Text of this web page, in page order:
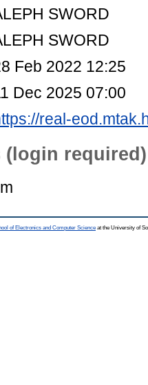
SWORD
SWORD
Feb 2022 12:25
Dec 2025 07:00
real-
(login required)
of Electronics and Computer Science at the University of